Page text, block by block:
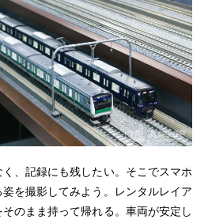
、記録にも残したい。そこでスマホ
を撮影してみよう。レンタルレイア
のまま持って帰れる。車両が安定し